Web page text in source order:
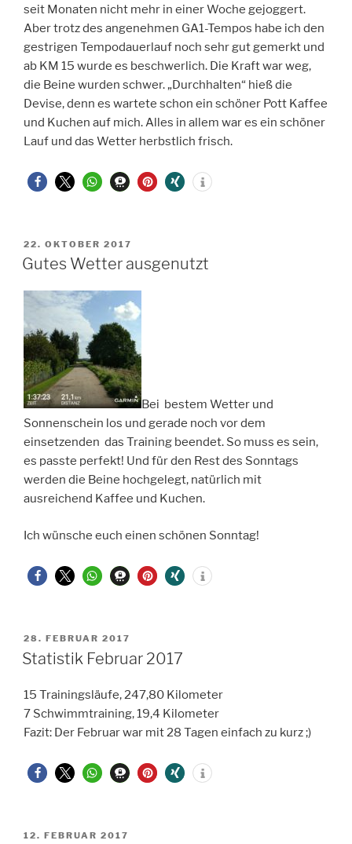
seit Monaten nicht mehr in einer Woche gejoggert.
Aber trotz des angenehmen GA1-Tempos habe ich den
gestrigen Tempodauerlauf noch sehr gut gemerkt und
ab KM 15 wurde es beschwerlich. Die Kraft war weg,
die Beine wurden schwer. „Durchhalten“ hieß die
Devise, denn es wartete schon ein schöner Pott Kaffee
und Kuchen auf mich. Alles in allem war es ein schöner
Lauf und das Wetter herbstlich frisch.
VERÖFFENTLICHT
AM
22. OKTOBER 2017
Gutes Wetter ausgenutzt
Bei bestem Wetter und
Sonnenschein los und gerade noch vor dem
einsetzenden das Training beendet. So muss es sein,
es passte perfekt! Und für den Rest des Sonntags
werden die Beine hochgelegt, natürlich mit
ausreichend Kaffee und Kuchen.
Ich wünsche euch einen schönen Sonntag!
VERÖFFENTLICHT
AM
28. FEBRUAR 2017
Statistik Februar 2017
15 Trainingsläufe, 247,80 Kilometer
7 Schwimmtraining, 19,4 Kilometer
Fazit: Der Februar war mit 28 Tagen einfach zu kurz ;)
VERÖFFENTLICHT
12. FEBRUAR 2017